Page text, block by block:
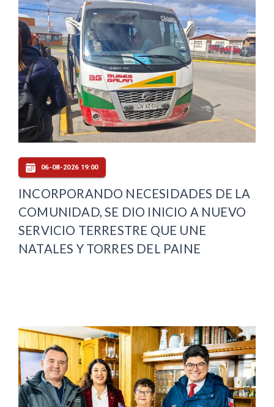
06-08-2026 19:00
INCORPORANDO NECESIDADES DE LA
COMUNIDAD, SE DIO INICIO A NUEVO
SERVICIO TERRESTRE QUE UNE
NATALES Y TORRES DEL PAINE